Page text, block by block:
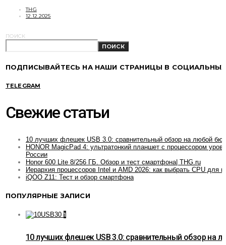
THG
12.12.2025
ПОИСК
ПОИСК
ПОДПИСЫВАЙТЕСЬ НА НАШИ СТРАНИЦЫ В СОЦИАЛЬНЫХ
TELEGRAM
Свежие статьи
10 лучших флешек USB 3.0: сравнительный обзор на любой
HONOR MagicPad 4: ультратонкий планшет с процессором
России
Honor 600 Lite 8/256 ГБ. Обзор и тест смартфона| THG.ru
Иерархия процессоров Intel и AMD 2026: как выбрать CPU для
iQOO Z11: Тест и обзор смартфона
ПОПУЛЯРНЫЕ ЗАПИСИ
1
10 лучших флешек USB 3.0: сравнительный обзор на